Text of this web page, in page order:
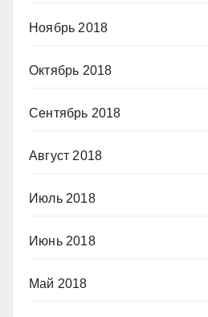
Ноябрь 2018
Октябрь 2018
Сентябрь 2018
Август 2018
Июль 2018
Июнь 2018
Май 2018